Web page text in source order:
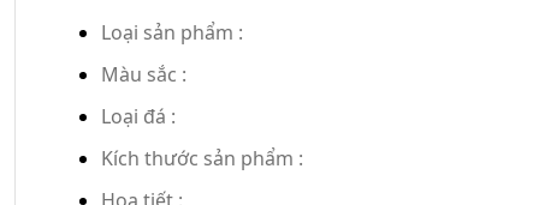
Loại sản phẩm :
Màu sắc :
Loại đá :
Kích thước sản phẩm :